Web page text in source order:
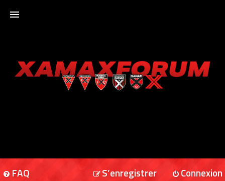
XAMAXFORUM
FAQ Connexion
S’enregistrer